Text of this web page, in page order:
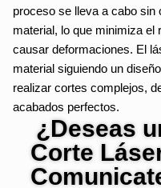
proceso se lleva a cabo sin
material, lo que minimiza el
causar deformaciones. El
material siguiendo un
realizar cortes complejos,
acabados perfectos.
¿Deseas
Corte